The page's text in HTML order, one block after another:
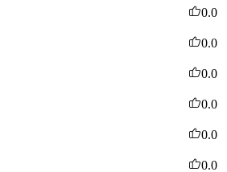
0.0
0.0
0.0
0.0
0.0
0.0